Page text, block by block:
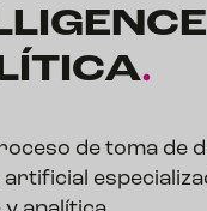
.
de toma de